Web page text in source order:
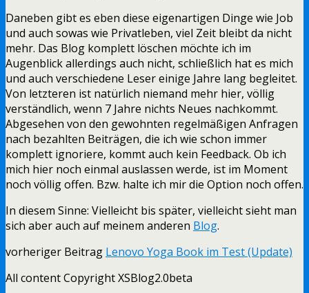
Daneben gibt es eben diese eigenartigen Dinge wie Job
und auch sowas wie Privatleben, viel Zeit bleibt da nicht
mehr. Das Blog komplett löschen möchte ich im
Augenblick allerdings auch nicht, schließlich hat es mich
und auch verschiedene Leser einige Jahre lang begleitet.
Von letzteren ist natürlich niemand mehr hier, völlig
verständlich, wenn 7 Jahre nichts Neues nachkommt.
Abgesehen von den gewohnten regelmäßigen Anfragen
nach bezahlten Beiträgen, die ich wie schon immer
komplett ignoriere, kommt auch kein Feedback. Ob ich
mich hier noch einmal auslassen werde, ist im Moment
noch völlig offen. Bzw. halte ich mir die Option noch offen.
In diesem Sinne: Vielleicht bis später, vielleicht sieht man
sich aber auch auf meinem anderen Blog.
vorheriger Beitrag Lenovo Yoga Book im Test (Update)
All content Copyright XSBlog2.0beta